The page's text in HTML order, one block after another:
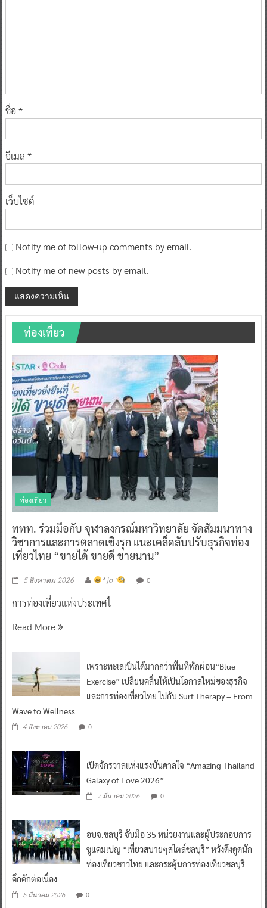
ชื่อ *
อีเมล *
เว็บไซต์
Notify me of follow-up comments by email.
Notify me of new posts by email.
ท่องเที่ยว
ท่องเที่ยว
ททท. ร่วมมือกับ จุฬาลงกรณ์มหาวิทยาลัย จัดสัมมนาทาง
วิชาการและการตลาดเชิงรุก แนะเคล็ดลับปรับธุรกิจท่อง
เที่ยวไทย “ขายได้ ขายดี ขายนาน”
5 สิงหาคม 2026 ^ jo ^ 0
การท่องเที่ยวแห่งประเทศไ
Read More
เพราะทะเลเป็นได้มากกว่าพื้นที่พักผ่อน“Blue
Exercise” เปลี่ยนคลื่นให้เป็นโอกาสใหม่ของธุรกิจ
และการท่องเที่ยวไทย ไปกับ Surf Therapy – From
Wave to Wellness
4 สิงหาคม 2026 0
เปิดจักรวาลแห่งแรงบันดาลใจ “Amazing Thailand
Galaxy of Love 2026”
7 มีนาคม 2026 0
อบจ.ชลบุรี จับมือ 35 หน่วยงานและผู้ประกอบการ
ชูแคมเปญ “เที่ยวสบายๆสไตล์ชลบุรี” หวังดึงดูดนัก
ท่องเที่ยวชาวไทย และกระตุ้นการท่องเที่ยวชลบุรี
คึกคักต่อเนื่อง
5 มีนาคม 2026 0